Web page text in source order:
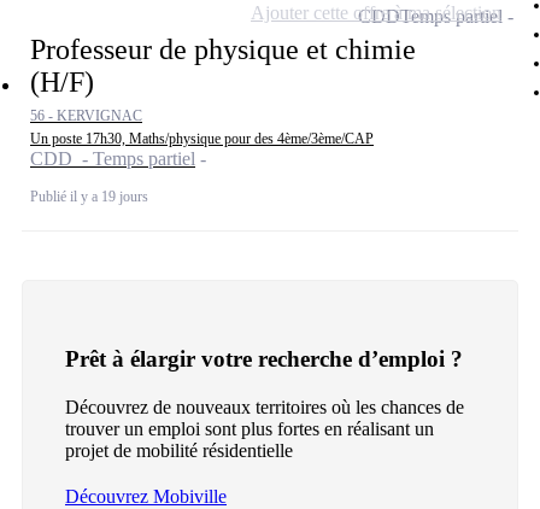
Professeur de physique et chimie
(H/F)
56 - KERVIGNAC
Un poste 17h30, Maths/physique pour des 4ème/3ème/CAP
CDD - Temps partiel
Publié il y a 19 jours
CDDTemps partiel
Ajouter cette offre à ma sélection
Prêt à élargir votre recherche d’emploi ?
Découvrez de nouveaux territoires où les chances de
trouver un emploi sont plus fortes en réalisant un
projet de mobilité résidentielle
Découvrez Mobiville